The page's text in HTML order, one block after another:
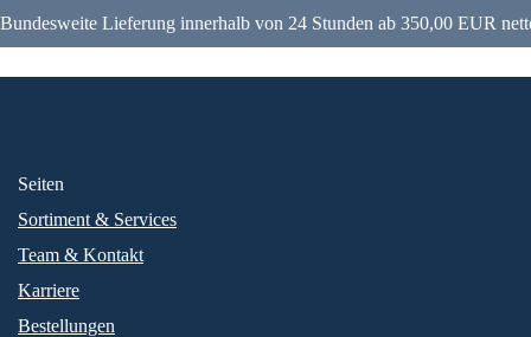
Bundesweite Lieferung innerhalb von 24 Stunden ab 350,00 EUR
Seiten
Sortiment & Services
Team & Kontakt
Karriere
Bestellungen